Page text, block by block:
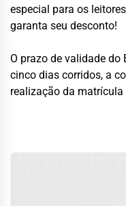
especial para os
garanta seu desconto!
O prazo de validade do
cinco dias corridos, a
realização da matrícula